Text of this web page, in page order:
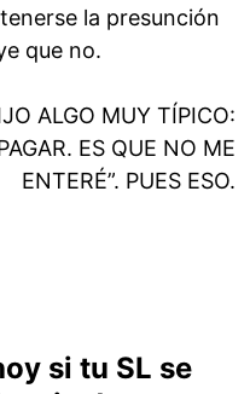
la presunción
que no.
ALGO MUY TÍPICO:
ES QUE NO ME
ENTERÉ”. PUES ESO.
si tu SL se